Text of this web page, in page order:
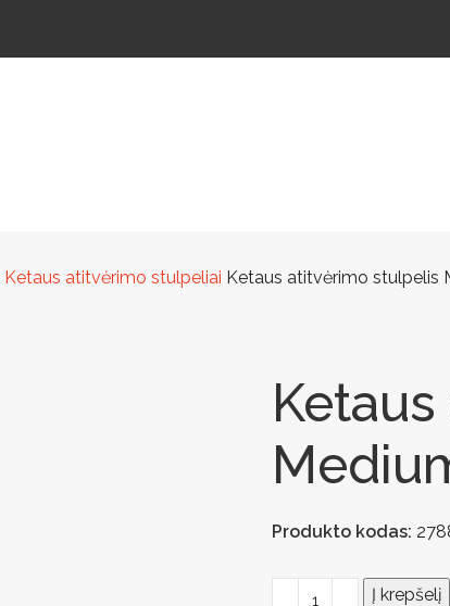
Ketaus atitvėrimo stulpeliai Ketaus atitvėrimo stulpelis
Produkto kodas:
Į krepšelį